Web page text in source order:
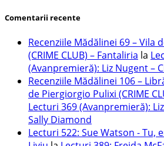
Comentarii recente
Recenziile Mădălinei 69 – Vila
(CRIME CLUB) – Fantaliria la
(Avanpremieră): Liz Nugent –
Recenziile Mădălinei 106 –
de Piergiorgio Pulixi (CRIME
Lecturi 369 (Avanpremieră):
Sally Diamond
Lecturi 522: Sue Watson - Tu,